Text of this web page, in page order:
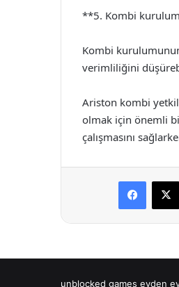
**5. Kombi
Kombi
verimliliğini
Ariston kombi
olmak için önemli
çalışmasını
unblocked games evden